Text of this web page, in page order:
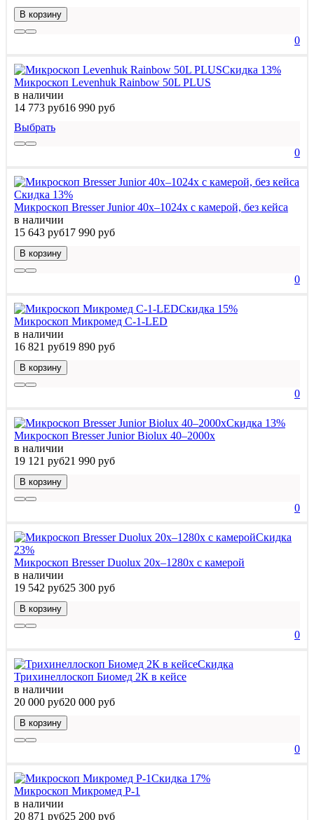
В корзину
0
Скидка 13%
Микроскоп Levenhuk Rainbow 50L PLUS
в наличии
14 773 руб16 990 руб
Выбрать
0
Скидка 13%
Микроскоп Bresser Junior 40x–1024x с камерой, без кейса
в наличии
15 643 руб17 990 руб
В корзину
0
Скидка 15%
Микроскоп Микромед C-1-LED
в наличии
16 821 руб19 890 руб
В корзину
0
Скидка 13%
Микроскоп Bresser Junior Biolux 40–2000x
в наличии
19 121 руб21 990 руб
В корзину
0
Скидка
23%
Микроскоп Bresser Duolux 20x–1280x с камерой
в наличии
19 542 руб25 300 руб
В корзину
0
Скидка
Трихинеллоскоп Биомед 2К в кейсе
в наличии
20 000 руб20 000 руб
В корзину
0
Скидка 17%
Микроскоп Микромед Р-1
в наличии
20 871 руб25 200 руб